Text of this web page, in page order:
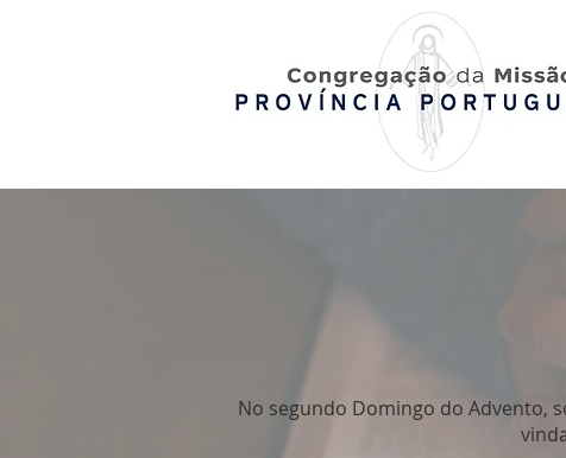
No segundo Domingo do Advento,